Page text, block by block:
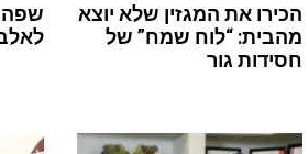
הכירו את המגזין שלא יוצא
מהבית: “לוח שמח” של
חסידות גור
שפה